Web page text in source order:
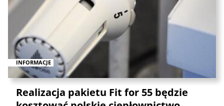
INFORMACJE
Realizacja pakietu Fit for 55 będzie